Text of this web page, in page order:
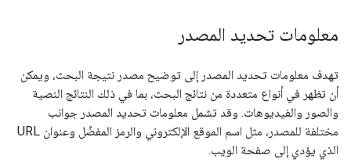
معلومات تحديد المصدر
تهدف معلومات تحديد المصدر إلى توضيح مصدر نتيجة البحث، ويمكن
أن تظهر في أنواع متعددة من نتائج البحث، بما في ذلك النتائج النصية
والصور والفيديوهات. وقد تشمل معلومات تحديد المصدر جوانب
مختلفة للمصدر، مثل اسم الموقع الإلكتروني والرمز المفضّل وعنوان URL
الذي يؤدي إلى صفحة الويب.